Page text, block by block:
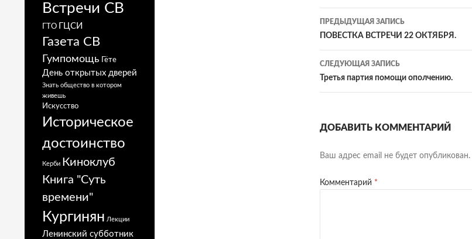
ri
e
n
dl
y
o
kl
as
sn
iki
р
ав
и
ть
Навигация
по
записям
ПРЕДЫДУЩАЯ ЗАПИСЬ
ПОВЕСТКА ВСТРЕЧИ 22 ОКТЯБРЯ.
СЛЕДУЮЩАЯ ЗАПИСЬ
Третья партия помощи ополчению.
ДОБАВИТЬ КОММЕНТАРИЙ
Ваш адрес email не будет опубликован.
Комментарий *
Встречи СВ
ГТО ГЦСИ
Газета СВ
Гумпомощь Гёте
День открытых дверей
Знать общество в котором
живешь
Искусство
Историческое
достоинство
Керби Киноклуб
Книга "Суть
времени"
Кургинян Лекции
Ленинский субботник